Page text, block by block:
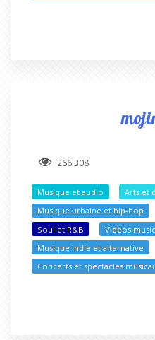
266 308
Musique et audio Arts et
Musique urbaine et hip-hop
Soul et R&B
Vidéos
Musique indie et alternative
Concerts et spectacles